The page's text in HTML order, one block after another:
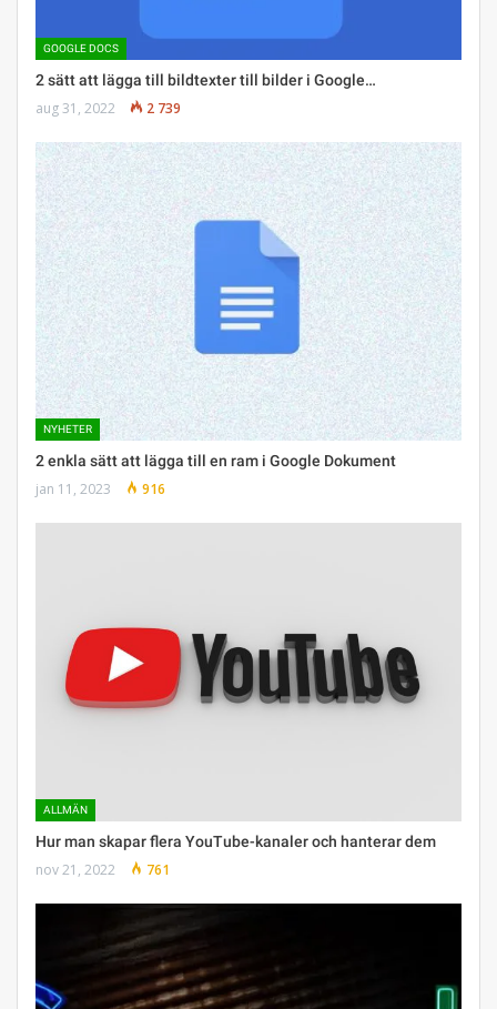
GOOGLE DOCS
2 sätt att lägga till bildtexter till bilder i Google…
aug 31, 2022 2 739
NYHETER
2 enkla sätt att lägga till en ram i Google Dokument
jan 11, 2023 916
ALLMÄN
Hur man skapar flera YouTube-kanaler och hanterar dem
nov 21, 2022 761